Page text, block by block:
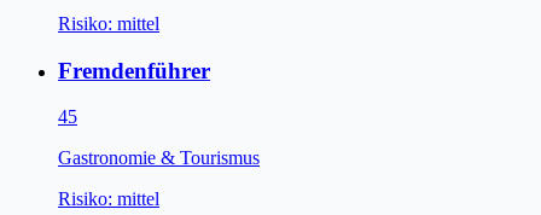
Risiko: mittel
Fremdenführer
45
Gastronomie & Tourismus
Risiko: mittel